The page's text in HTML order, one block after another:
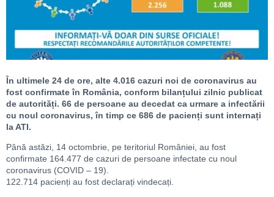
În ultimele 24 de ore, alte 4.016 cazuri noi de coronavirus au
fost confirmate în România, conform bilanțului zilnic publicat
de autorități. 66 de persoane au decedat ca urmare a infectării
cu noul coronavirus, în timp ce 686 de pacienți sunt internați
la ATI.
Până astăzi, 14 octombrie, pe teritoriul României, au fost
confirmate 164.477 de cazuri de persoane infectate cu noul
coronavirus (COVID – 19).
122.714 pacienți au fost declarați vindecați.